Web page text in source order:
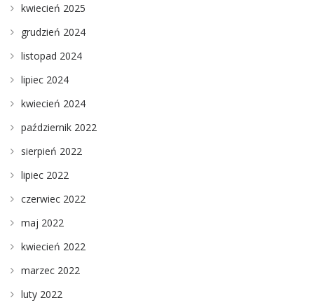
kwiecień 2025
grudzień 2024
listopad 2024
lipiec 2024
kwiecień 2024
październik 2022
sierpień 2022
lipiec 2022
czerwiec 2022
maj 2022
kwiecień 2022
marzec 2022
luty 2022